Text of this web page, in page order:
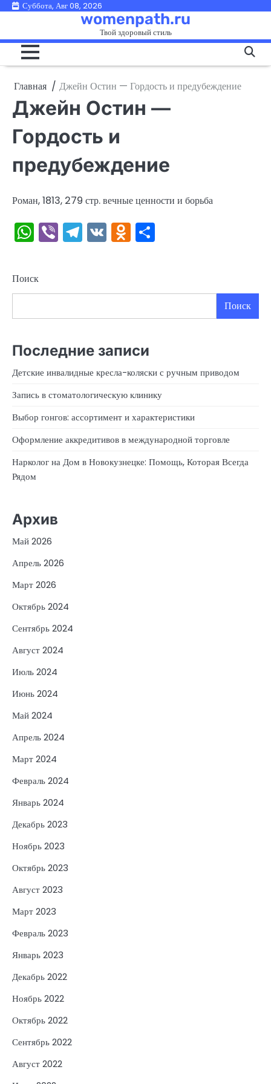
ПерейтиСуббота, Авг 08, 2026
womenpath.ru
Твой здоровый стиль
Главная Джейн Остин — Гордость и предубеждение
Джейн Остин —
Гордость и
предубеждение
Роман, 1813, 279 стр. вечные ценности и борьба
WhatsApp
ViberTelegram
VKOdnoklassniki
Поиск
Поиск
Последние записи
Детские инвалидные кресла-коляски с ручным приводом
Запись в стоматологическую клинику
Выбор гонгов: ассортимент и характеристики
Оформление аккредитивов в международной торговле
Нарколог на Дом в Новокузнецке: Помощь, Которая Всегда
Рядом
Архив
Май 2026
Апрель 2026
Март 2026
Октябрь 2024
Сентябрь 2024
Август 2024
Июль 2024
Июнь 2024
Май 2024
Апрель 2024
Март 2024
Февраль 2024
Январь 2024
Декабрь 2023
Ноябрь 2023
Октябрь 2023
Август 2023
Март 2023
Февраль 2023
Январь 2023
Декабрь 2022
Ноябрь 2022
Октябрь 2022
Сентябрь 2022
Август 2022